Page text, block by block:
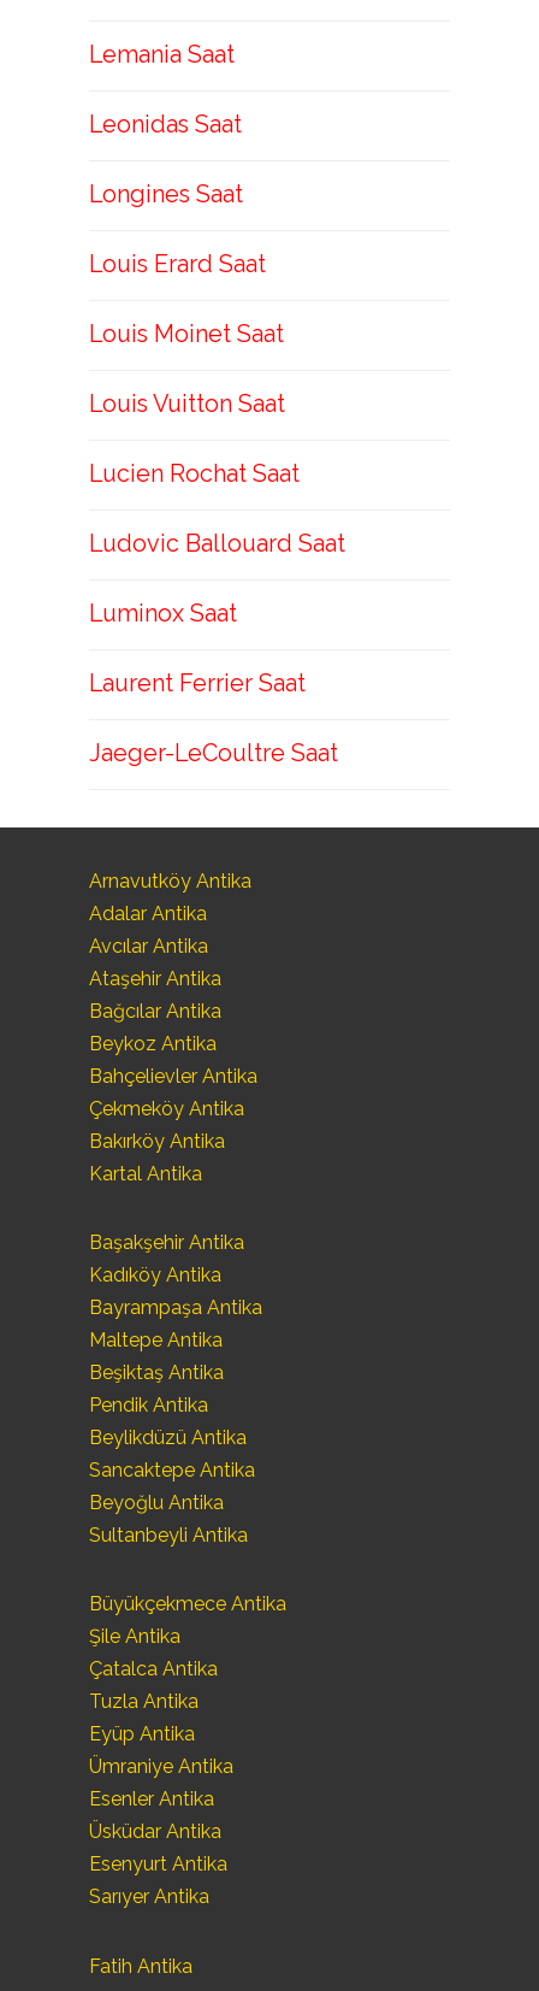
Lemania Saat
Leonidas Saat
Longines Saat
Louis Erard Saat
Louis Moinet Saat
Louis Vuitton Saat
Lucien Rochat Saat
Ludovic Ballouard Saat
Luminox Saat
Laurent Ferrier Saat
Jaeger-LeCoultre Saat
Arnavutköy Antika
Adalar Antika
Avcılar Antika
Ataşehir Antika
Bağcılar Antika
Beykoz Antika
Bahçelievler Antika
Çekmeköy Antika
Bakırköy Antika
Kartal Antika
Başakşehir Antika
Kadıköy Antika
Bayrampaşa Antika
Maltepe Antika
Beşiktaş Antika
Pendik Antika
Beylikdüzü Antika
Sancaktepe Antika
Beyoğlu Antika
Sultanbeyli Antika
Büyükçekmece Antika
Şile Antika
Çatalca Antika
Tuzla Antika
Eyüp Antika
Ümraniye Antika
Esenler Antika
Üsküdar Antika
Esenyurt Antika
Sarıyer Antika
Fatih Antika